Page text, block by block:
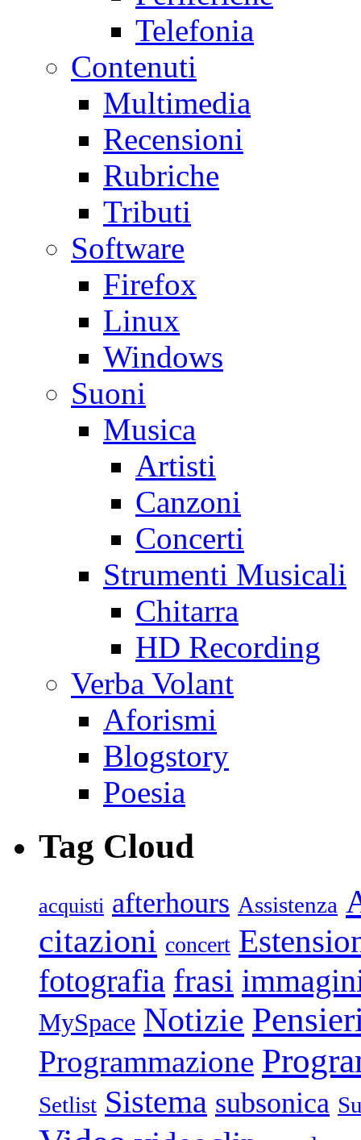
Telefonia
Contenuti
Multimedia
Recensioni
Rubriche
Tributi
Software
Firefox
Linux
Windows
Suoni
Musica
Artisti
Canzoni
Concerti
Strumenti Musicali
Chitarra
HD Recording
Verba Volant
Aforismi
Blogstory
Poesia
Tag Cloud
acquisti afterhours Assistenza
citazioni concert
fotografia frasi
MySpace Notizie
Programmazione
Setlist Sistema subsonica